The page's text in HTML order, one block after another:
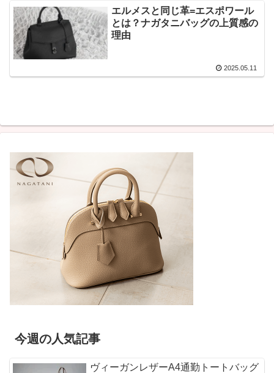
エルメスと同じ革=エスポワール
とは？ナガタニバッグの上質感の
理由
2025.05.11
今週の人気記事
ヴィーガンレザーA4通勤トートバッグ